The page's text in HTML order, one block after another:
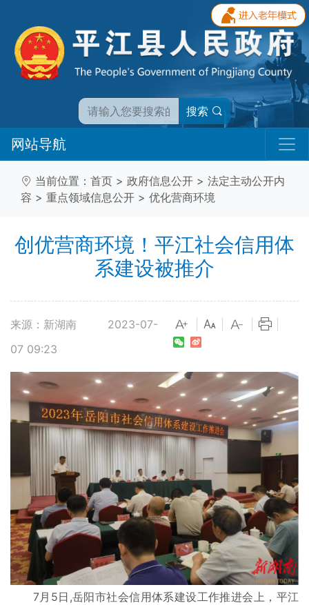
搜索
网站导航
当前位置： 首页 > 政府信息公开 > 法定主动公开内
容 > 重点领域信息公开 > 优化营商环境
创优营商环境！平江社会信用体
系建设被推介
来源：新湖南
2023-07-
07 09:23
7月5日,岳阳市社会信用体系建设工作推进会上，平江